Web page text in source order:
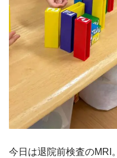
今日は退院前検査のMRI。